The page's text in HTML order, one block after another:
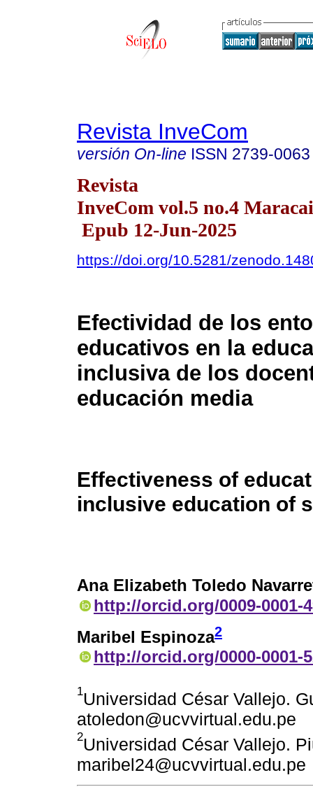
Revista InveCom
versión On-line ISSN 2739-0063
Revista
InveCom vol.5 no.4
Epub 12-Jun-2025
https://doi.org/10.5281/
Efectividad de los
educativos en la
inclusiva de los
educación media
Effectiveness of
inclusive education of
Ana Elizabeth Toledo
http://orcid.org/0009-0001-
Maribel Espinoza2
http://orcid.org/0000-0001-
1Universidad César Vallejo.
atoledon@ucvvirtual.edu.pe
2Universidad César Vallejo.
maribel24@ucvvirtual.edu.pe